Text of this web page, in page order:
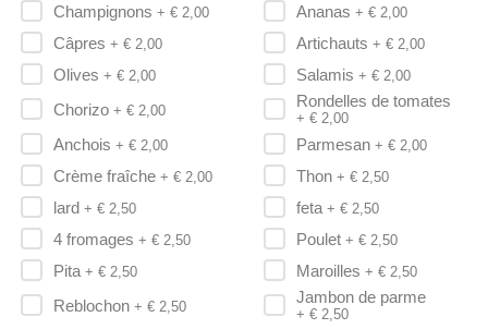
Champignons + € 2,00 Ananas + € 2,00
Câpres + € 2,00 Artichauts + € 2,00
Olives + € 2,00 Salamis + € 2,00
Chorizo + € 2,00 Rondelles de tomates
+ € 2,00
Anchois + € 2,00 Parmesan + € 2,00
Crème fraîche + € 2,00 Thon + € 2,50
lard + € 2,50 feta + € 2,50
4 fromages + € 2,50 Poulet + € 2,50
Pita + € 2,50 Maroilles + € 2,50
Reblochon + € 2,50 Jambon de parme
+ € 2,50